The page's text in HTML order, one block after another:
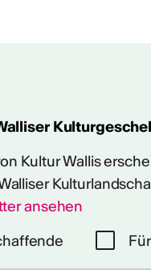
Kultur Wallis
ansehen